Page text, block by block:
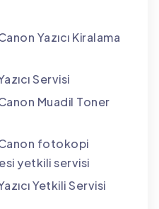
Yazıcı Kiralama
Servisi
Muadil Toner
fotokopi
yetkili servisi
Yetkili Servisi